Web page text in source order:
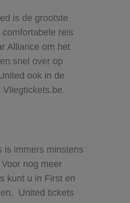
is de grootste
reis
Alliance om het
snel over op
ook in de
is immers minstens
nog meer
kunt u in First en
United tickets